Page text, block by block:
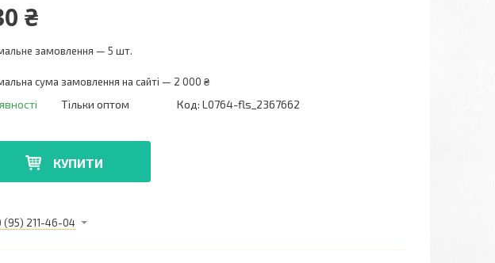
₴
замовлення — 5 шт.
сума замовлення на сайті — 2 000 ₴
Тільки оптом Код: L0764-fls_2367662
КУПИТИ
(95) 211-46-04